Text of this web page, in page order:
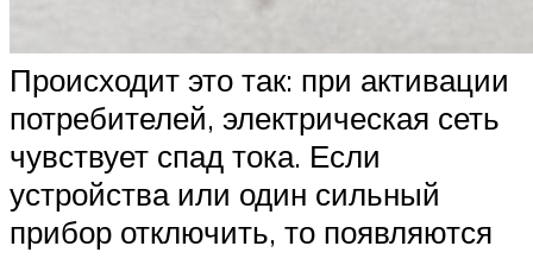
Происходит это так: при активации
потребителей, электрическая сеть
чувствует спад тока. Если
устройства или один сильный
прибор отключить, то появляются